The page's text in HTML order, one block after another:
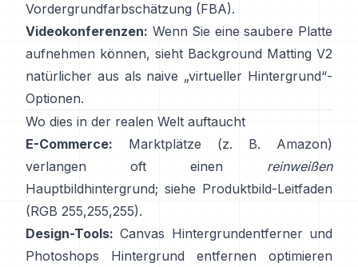
Vordergrundfarbschätzung (FBA).
Videokonferenzen: Wenn Sie eine saubere Platte
aufnehmen können, sieht Background Matting V2
natürlicher aus als naive „virtueller Hintergrund“-
Optionen.
Wo dies in der realen Welt auftaucht
E-Commerce: Marktplätze (z. B. Amazon)
verlangen oft einen reinweißen
Hauptbildhintergrund; siehe Produktbild-Leitfaden
(RGB 255,255,255).
Design-Tools: Canvas Hintergrundentfernerund
Photoshops
Hintergrund entfernen
optimieren